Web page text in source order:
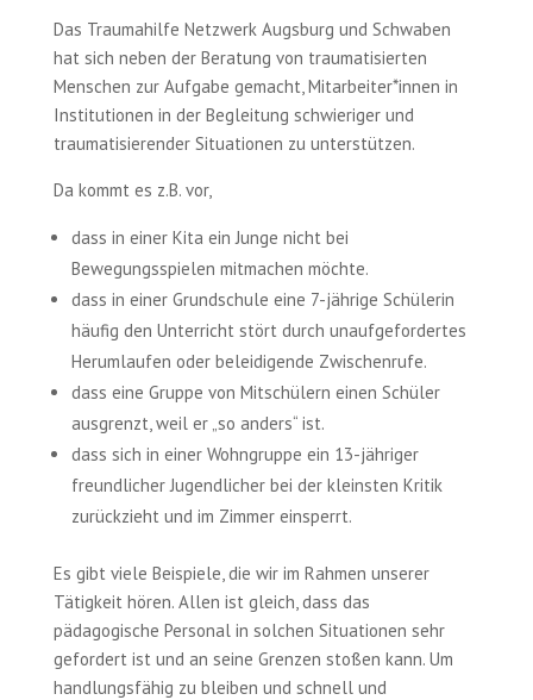
Das Traumahilfe Netzwerk Augsburg und Schwaben
hat sich neben der Beratung von traumatisierten
Menschen zur Aufgabe gemacht, Mitarbeiter*innen in
Institutionen in der Begleitung schwieriger und
traumatisierender Situationen zu unterstützen.
Da kommt es z.B. vor,
dass in einer Kita ein Junge nicht bei
Bewegungsspielen mitmachen möchte.
dass in einer Grundschule eine 7-jährige Schülerin
häufig den Unterricht stört durch unaufgefordertes
Herumlaufen oder beleidigende Zwischenrufe.
dass eine Gruppe von Mitschülern einen Schüler
ausgrenzt, weil er „so anders“ ist.
dass sich in einer Wohngruppe ein 13-jähriger
freundlicher Jugendlicher bei der kleinsten Kritik
zurückzieht und im Zimmer einsperrt.
Es gibt viele Beispiele, die wir im Rahmen unserer
Tätigkeit hören. Allen ist gleich, dass das
pädagogische Personal in solchen Situationen sehr
gefordert ist und an seine Grenzen stoßen kann. Um
handlungsfähig zu bleiben und schnell und